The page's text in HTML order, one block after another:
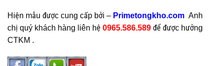
Hiện mẫu được cung cấp bởi – Primetongkho.com Anh
chị quý khách hàng liên hệ 0965.586.589 để được hưởng
CTKM .